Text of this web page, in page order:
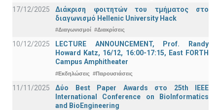
17/12/2025
Διάκριση φοιτητών του τμήματος στο
διαγωνισμό Hellenic University Hack
#Διαγωνισμοί #Διακρίσεις
10/12/2025
LECTURE ANNOUNCEMENT, Prof. Randy
Howard Katz, 16/12, 16:00-17:15, East FORTH
Campus Amphitheater
#Εκδηλώσεις #Παρουσιάσεις
11/11/2025
Δύο Best Paper Awards στο 25th IEEE
International Conference on BioInformatics
and BioEngineering